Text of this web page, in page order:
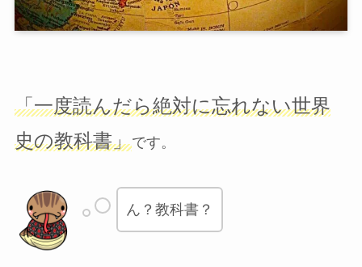
「一度読んだら絶対に忘れない世界
史の教科書」です。
ん？教科書？